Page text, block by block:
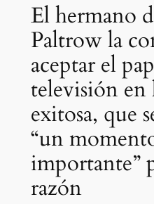
El hermano
Paltrow la
aceptar el
televisión en
exitosa, que
“un
importante”
razón